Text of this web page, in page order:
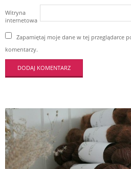
Witryna
internetowa
Zapamiętaj moje dane w tej przeglądarce
komentarzy.